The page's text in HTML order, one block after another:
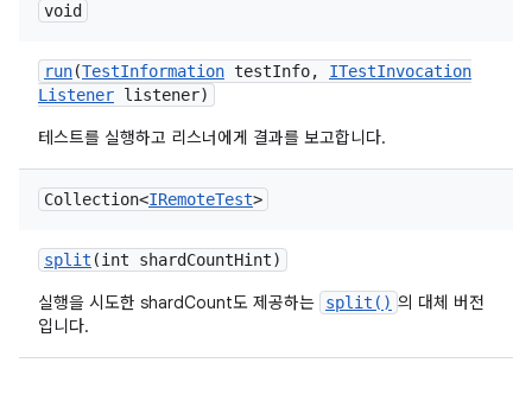
void
run(TestInformation testInfo, ITestInvocation
Listener listener)
테스트를 실행하고 리스너에게 결과를 보고합니다.
Collection<IRemoteTest>
split (int shardCountHint)
실행을 시도한 shardCount도 제공하는 split() 의 대체 버전
입니다.